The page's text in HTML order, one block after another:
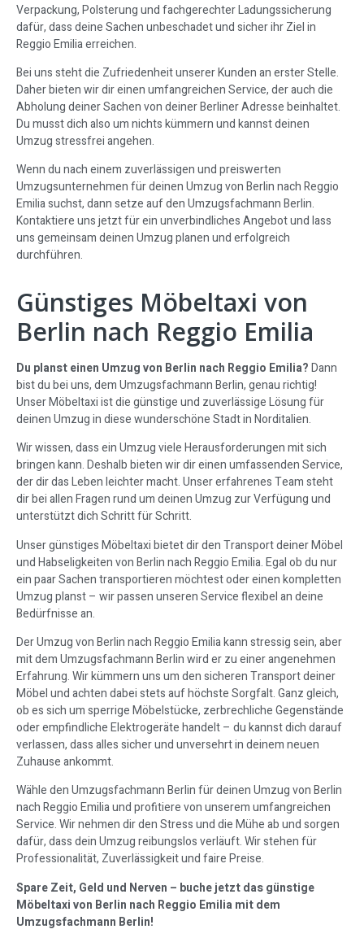
Verpackung, Polsterung und fachgerechter Ladungssicherung
dafür, dass deine Sachen unbeschadet und sicher ihr Ziel in
Reggio Emilia erreichen.
Bei uns steht die Zufriedenheit unserer Kunden an erster Stelle.
Daher bieten wir dir einen umfangreichen Service, der auch die
Abholung deiner Sachen von deiner Berliner Adresse beinhaltet.
Du musst dich also um nichts kümmern und kannst deinen
Umzug stressfrei angehen.
Wenn du nach einem zuverlässigen und preiswerten
Umzugsunternehmen für deinen Umzug von Berlin nach Reggio
Emilia suchst, dann setze auf den Umzugsfachmann Berlin.
Kontaktiere uns jetzt für ein unverbindliches Angebot und lass
uns gemeinsam deinen Umzug planen und erfolgreich
durchführen.
Günstiges Möbeltaxi von
Berlin nach Reggio Emilia
Du planst einen Umzug von Berlin nach Reggio Emilia?Dann
bist du bei uns, dem Umzugsfachmann Berlin, genau richtig!
Unser Möbeltaxi ist die günstige und zuverlässige Lösung für
deinen Umzug in diese wunderschöne Stadt in Norditalien.
Wir wissen, dass ein Umzug viele Herausforderungen mit sich
bringen kann. Deshalb bieten wir dir einen umfassenden Service,
der dir das Leben leichter macht. Unser erfahrenes Team steht
dir bei allen Fragen rund um deinen Umzug zur Verfügung und
unterstützt dich Schritt für Schritt.
Unser günstiges Möbeltaxi bietet dir den Transport deiner Möbel
und Habseligkeiten von Berlin nach Reggio Emilia. Egal ob du nur
ein paar Sachen transportieren möchtest oder einen kompletten
Umzug planst – wir passen unseren Service flexibel an deine
Bedürfnisse an.
Der Umzug von Berlin nach Reggio Emilia kann stressig sein, aber
mit dem Umzugsfachmann Berlin wird er zu einer angenehmen
Erfahrung. Wir kümmern uns um den sicheren Transport deiner
Möbel und achten dabei stets auf höchste Sorgfalt. Ganz gleich,
ob es sich um sperrige Möbelstücke, zerbrechliche Gegenstände
oder empfindliche Elektrogeräte handelt – du kannst dich darauf
verlassen, dass alles sicher und unversehrt in deinem neuen
Zuhause ankommt.
Wähle den Umzugsfachmann Berlin für deinen Umzug von Berlin
nach Reggio Emilia und profitiere von unserem umfangreichen
Service. Wir nehmen dir den Stress und die Mühe ab und sorgen
dafür, dass dein Umzug reibungslos verläuft. Wir stehen für
Professionalität, Zuverlässigkeit und faire Preise.
Spare Zeit, Geld und Nerven – buche jetzt das günstige
Möbeltaxi von Berlin nach Reggio Emilia mit dem
Umzugsfachmann Berlin!